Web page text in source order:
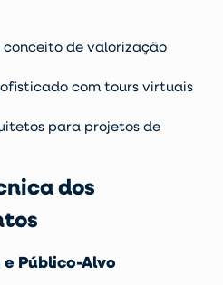
conceito de valorização
com tours virtuais
para projetos de
dos
Público-Alvo